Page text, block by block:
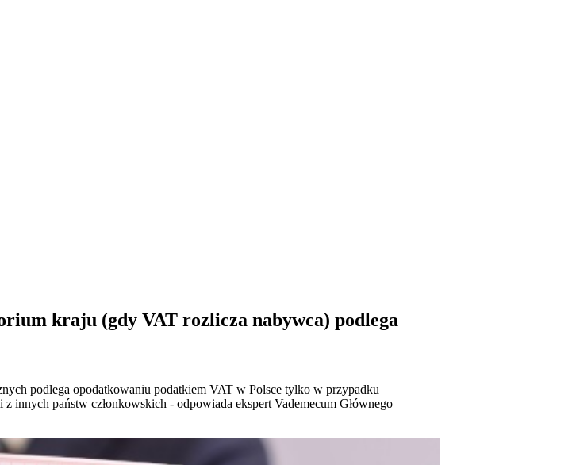
kraju (gdy VAT rozlicza nabywca) podlega
podlega opodatkowaniu podatkiem VAT w Polsce tylko w przypadku
innych państw członkowskich - odpowiada ekspert Vademecum Głównego